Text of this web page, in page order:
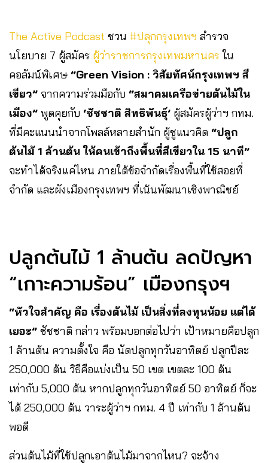
The Active Podcast ชวน #ปลุกกรุงเทพฯ สำรวจ
นโยบาย 7 ผู้สมัคร ผู้ว่าราชการกรุงเทพมหานครใน
คอลัมน์พิเศษ “Green Vision : วิสัยทัศน์กรุงเทพฯ สี
เขียว” จากความร่วมมือกับ “สมาคมเครือข่ายต้นไม้ใน
เมือง” พูดคุยกับ ‘ชัชชาติ สิทธิพันธุ์’ ผู้สมัครผู้ว่าฯ กทม.
ที่มีคะแนนนำจากโพลล์หลายสำนัก ผู้ชูแนวคิด “ปลูก
ต้นไม้ 1 ล้านต้น ให้คนเข้าถึงพื้นที่สีเขียวใน 15 นาที”
จะทำได้จริงแค่ไหน ภายใต้ข้อจำกัดเรื่องพื้นที่ใช้สอยที่
จำกัด และผังเมืองกรุงเทพฯ ที่เน้นพัฒนาเชิงพาณิชย์
ปลูกต้นไม้ 1 ล้านต้น ลดปัญหา
“เกาะความร้อน” เมืองกรุงฯ
“หัวใจสำคัญ คือ เรื่องต้นไม้ เป็นสิ่งที่ลงทุนน้อย แต่ได้
เยอะ” ชัชชาติ กล่าว พร้อมบอกต่อไปว่า เป้าหมายคือปลูก
1 ล้านต้น ความตั้งใจ คือ นัดปลูกทุกวันอาทิตย์ ปลูกปีละ
250,000 ต้น วิธีคือแบ่งเป็น 50 เขต เขตละ 100 ต้น
เท่ากับ 5,000 ต้น หากปลูกทุกวันอาทิตย์ 50 อาทิตย์ ก็จะ
ได้ 250,000 ต้น วาระผู้ว่าฯ กทม. 4 ปี เท่ากับ 1 ล้านต้น
พอดี
ส่วนต้นไม้ที่ใช้ปลูกเอาต้นไม้มาจากไหน? จะจ้าง